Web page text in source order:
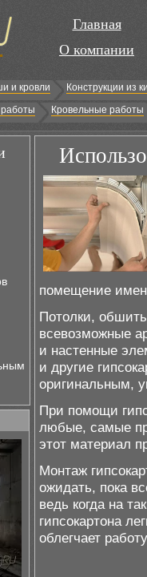
Главная
О компании
и кровли
Конструкции из
Кровельные работы
помещение
Потолки,
всевозможные
и настенные
и другие
оригинальным,
При помощи
любые, самые
этот материал
Монтаж
ожидать, пока
ведь когда на
гипсокартона
облегчает